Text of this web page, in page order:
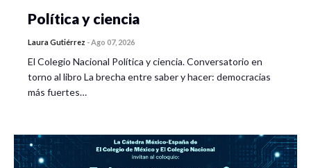
Política y ciencia
Laura Gutiérrez -Ago 07, 2026
El Colegio Nacional Política y ciencia. Conversatorio en
torno al libro La brecha entre saber y hacer: democracias
más fuertes…